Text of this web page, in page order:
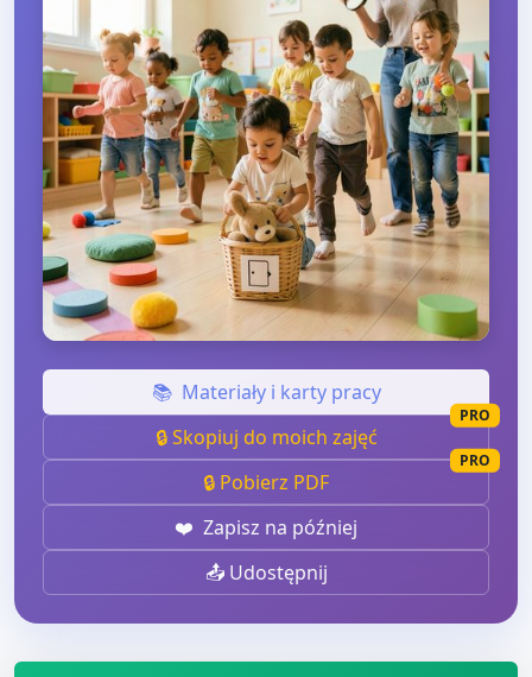
📚 Materiały i karty pracy
🔒 Skopiuj do moich zajęć
PRO
🔒 Pobierz PDF
PRO
❤️ Zapisz na później
📤 Udostępnij